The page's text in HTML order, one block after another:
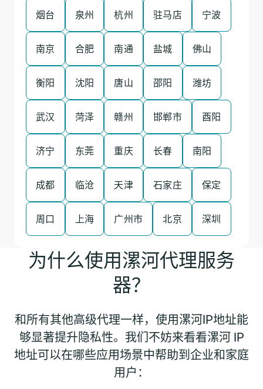
烟台 泉州 杭州 驻马店 宁波
南京 合肥 南通 盐城 佛山
衡阳 沈阳 唐山 邵阳 潍坊
武汉 菏泽 赣州 邯郸市 酉阳
济宁 东莞 重庆 长春 南阳
成都 临沧 天津 石家庄 保定
周口 上海 广州市 北京 深圳
为什么使用漯河代理服务
器？
和所有其他高级代理一样，使用漯河IP地址能
够显著提升隐私性。我们不妨来看看漯河 IP
地址可以在哪些应用场景中帮助到企业和家庭
用户：